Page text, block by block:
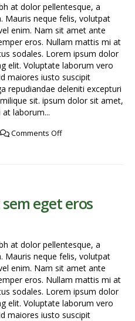
at dolor pellentesque, a
Mauris neque felis, volutpat
enim. Nam sit amet ante
eros. Nullam mattis mi at
sodales. Lorem ipsum dolor
elit. Voluptate laborum vero
maiores iusto suscipit
repudiandae deleniti excepturi
sit. ipsum dolor sit amet,
laborum...
Comments Off
eget eros
at dolor pellentesque, a
Mauris neque felis, volutpat
enim. Nam sit amet ante
eros. Nullam mattis mi at
sodales. Lorem ipsum dolor
elit. Voluptate laborum vero
maiores iusto suscipit